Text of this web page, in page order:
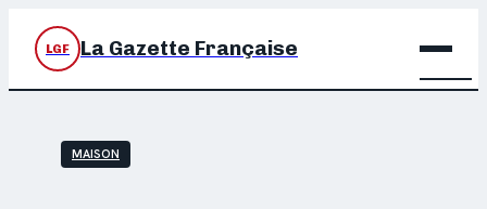
LGF La Gazette Française
MAISON